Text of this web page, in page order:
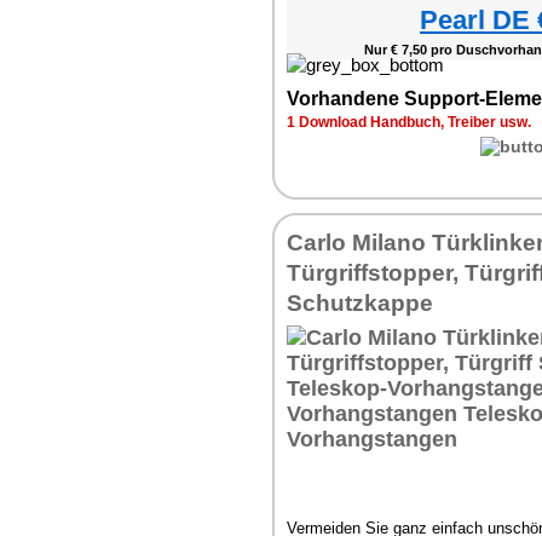
Pearl DE
Nur € 7,50 pro
Vorhandene Support-
1 Download Handbuch, Treiber usw.
Carlo Milano
Türgriffstopper,
Schutzkappe
Vermeiden Sie ganz einfach